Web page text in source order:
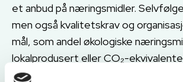
et anbud på næringsmidler.
men også kvalitetskrav og
mål, som andel økologiske
lokalprodusert eller CO₂-
en manuell anbudsprosess er det